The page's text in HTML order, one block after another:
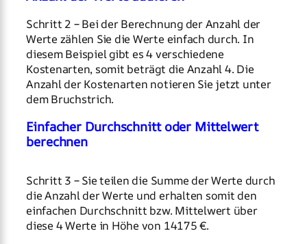
Schritt 2 – Bei der Berechnung der Anzahl der
Werte zählen Sie die Werte einfach durch. In
diesem Beispiel gibt es 4 verschiedene
Kostenarten, somit beträgt die Anzahl 4. Die
Anzahl der Kostenarten notieren Sie jetzt unter
dem Bruchstrich.
Einfacher Durchschnitt oder Mittelwert
berechnen
Schritt 3 – Sie teilen die Summe der Werte durch
die Anzahl der Werte und erhalten somit den
einfachen Durchschnitt bzw. Mittelwert über
diese 4 Werte in Höhe von 14175 €.